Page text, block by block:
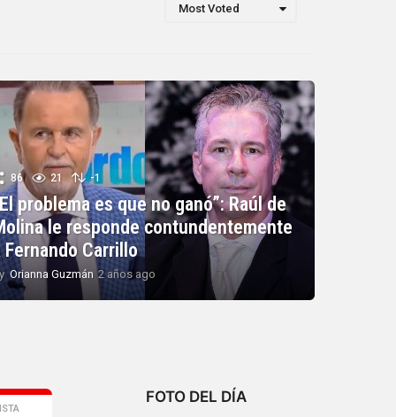
Most Voted
86 21 -1
problema es que no ganó”: Raúl de
le responde contundentemente
Fernando Carrillo
Orianna Guzmán 2 años ago
o
FOTO DEL DÍA